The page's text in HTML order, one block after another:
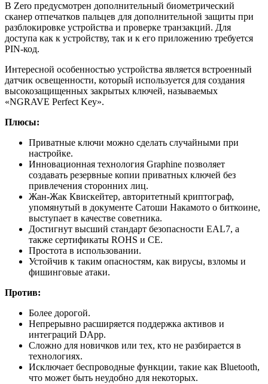
В Zero предусмотрен дополнительный биометрический
сканер отпечатков пальцев для дополнительной защиты при
разблокировке устройства и проверке транзакций. Для
доступа как к устройству, так и к его приложению требуется
PIN-код.
Интересной особенностью устройства является встроенный
датчик освещенности, который используется для создания
высокозащищенных закрытых ключей, называемых
«NGRAVE Perfect Key».
Плюсы:
Приватные ключи можно сделать случайными при
настройке.
Инновационная технология Graphine позволяет
создавать резервные копии приватных ключей без
привлечения сторонних лиц.
Жан-Жак Квискейтер, авторитетный криптограф,
упомянутый в документе Сатоши Накамото о биткоине,
выступает в качестве советника.
Достигнут высший стандарт безопасности EAL7, а
также сертификаты ROHS и CE.
Простота в использовании.
Устойчив к таким опасностям, как вирусы, взломы и
фишинговые атаки.
Против:
Более дорогой.
Непрерывно расширяется поддержка активов и
интеграций DApp.
Сложно для новичков или тех, кто не разбирается в
технологиях.
Исключает беспроводные функции, такие как Bluetooth,
что может быть неудобно для некоторых.